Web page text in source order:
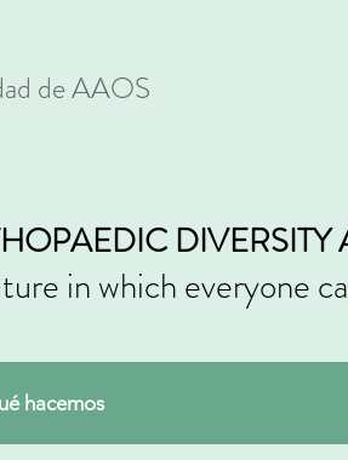
de AAOS
DIVERSITY
in which everyone
hacemos